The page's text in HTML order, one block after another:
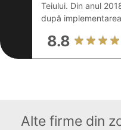
Teiului. Din anul
după
8.8
Alte firme din